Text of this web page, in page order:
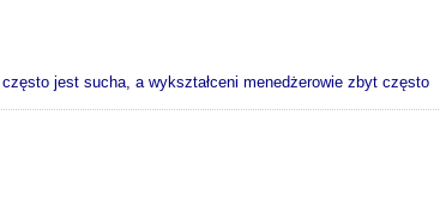
jest sucha, a wykształceni menedżerowie zbyt często